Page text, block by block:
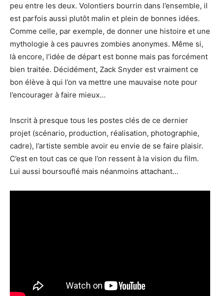
peu entre les deux. Volontiers bourrin dans l’ensemble, il
est parfois aussi plutôt malin et plein de bonnes idées.
Comme celle, par exemple, de donner une histoire et une
mythologie à ces pauvres zombies anonymes. Même si,
là encore, l’idée de départ est bonne mais pas forcément
bien traitée. Décidément, Zack Snyder est vraiment ce
bon élève à qui l’on va mettre une mauvaise note pour
l’encourager à faire mieux…
Inscrit à presque tous les postes clés de ce dernier
projet (scénario, production, réalisation, photographie,
cadre), l’artiste semble avoir eu envie de se faire plaisir.
C’est en tout cas ce que l’on ressent à la vision du film.
Lui aussi boursouflé mais néanmoins attachant…